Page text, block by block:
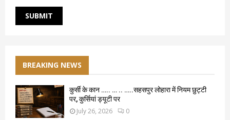
BREAKING NEWS
कुर्सी के कान ….. … .. …..सहसपुर लोहारा में नियम छुट्टी
पर, कुर्सियां ड्यूटी पर
July 26, 2026 0